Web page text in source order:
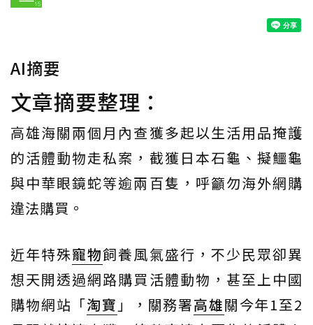
AI摘要
文章摘要整理：
高雄海關兩個月內查獲多起以生活用品掩護
的活體動物走私案，截獲日本石龜、擬鱷龜
與中華眼鏡蛇等逾兩百隻，呼籲勿海外網購
違法購買。
近年特殊寵物飼養風氣盛行，不少民眾卻異
想天開透過網路購買活體動物，甚至上中國
購物網站「淘寶 」，關務署高雄關今年1至2